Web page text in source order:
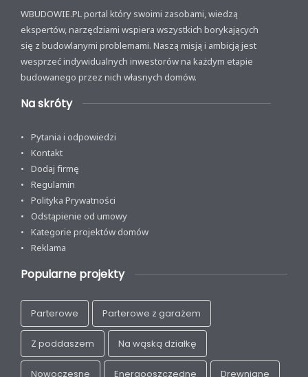
WBUDOWIE.PL portal który swoimi zasobami, wiedzą
ekspertów, narzędziami wspiera wszystkich borykających
się z budowlanymi problemami. Naszą misją i ambicją jest
wesprzeć indywidualnych inwestorów na każdym etapie
budowanego przez nich własnych domów.
Na skróty
Pytania i odpowiedzi
Kontakt
Dodaj firmę
Regulamin
Polityka Prywatności
Odstąpienie od umowy
Kategorie projektów domów
Reklama
Popularne projekty
Parterowe Parterowe z garażem
Z poddaszem Na wąską działkę
Nowoczesne Energooszczędne Drewniane